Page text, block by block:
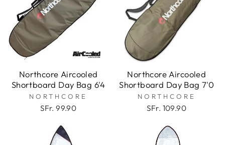
Northcore Aircooled
Shortboard Day Bag 6'4
NORTHCORE
SFr. 99.90
Northcore Aircooled
Shortboard Day Bag 7'0
NORTHCORE
SFr. 109.90